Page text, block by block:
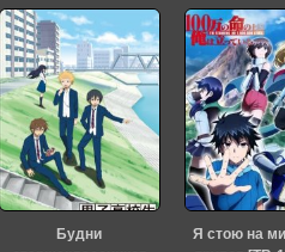
«Евангелиона» (2026)
Будни
Я стою на